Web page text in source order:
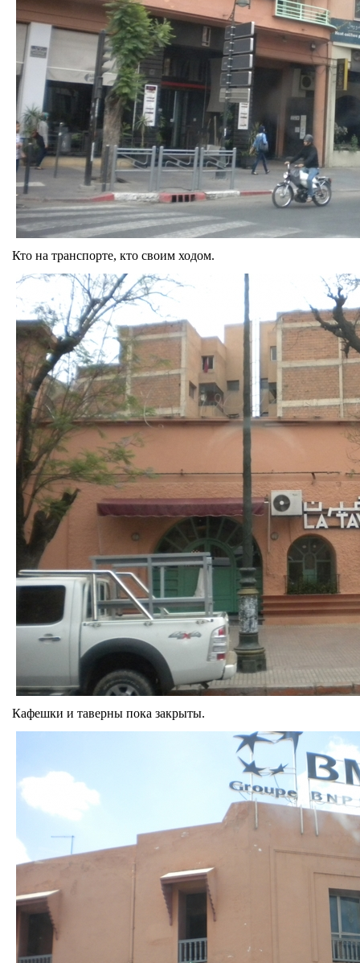
Кто на транспорте, кто своим ходом.
Кафешки и таверны пока закрыты.